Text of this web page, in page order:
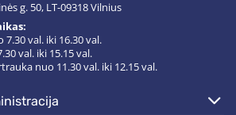
g. 50, LT-09318 Vilnius
7.30 val. iki 16.30 val.
val. iki 15.15 val.
nuo 11.30 val. iki 12.15 val.